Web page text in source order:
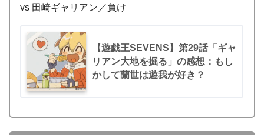
vs 田崎ギャリアン／負け
【遊戯王SEVENS】第29話「ギャ
リアン大地を掘る」の感想：もし
かして蘭世は遊我が好き？